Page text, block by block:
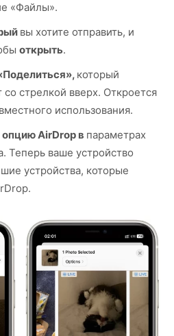
«Файлы».
вы хотите отправить, и
открыть.
который
со стрелкой вверх. Откроется
использования.
AirDrop в параметрах
Теперь ваше устройство
устройства, которые